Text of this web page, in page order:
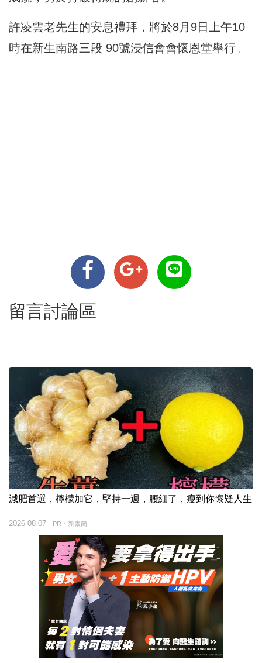
許凌雲老先生的安息禮拜，將於8月9日上午10
時在新生南路三段 90號浸信會會懷恩堂舉行。
留言討論區
減肥首選，檸檬加它，堅持一週，腰細了，瘦到你懷疑人生
PR・新素簡
2026-08-07